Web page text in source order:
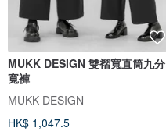
MUKK DESIGN 雙褶寬直筒九分
寬褲
MUKK DESIGN
HK$ 1,047.5